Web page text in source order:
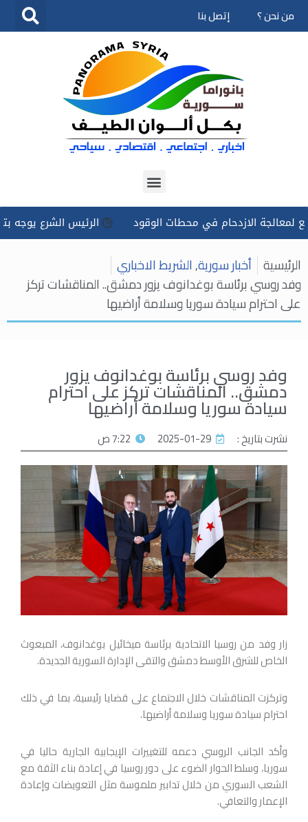
تخطى
من نحن ؟ إتصل بنا
الازدحام في محطات الوقود الرئيس الشرع يوجه بتسخير
الرئيسية أخبار سورية,الشريط الاخباري
وفد روسي برئاسة بوغدانوف يزور دمشق.. المناقشات تركز
على احترام سيادة سوريا وسلامة أراضيها
وفد روسي برئاسة بوغدانوف يزور
دمشق.. المناقشات تركز على احترام
سيادة سوريا وسلامة أراضيها
نشرت بتاريخ : 2025-01-29 7:22 ص
زار وفد من روسيا الاتحادية برئاسة ميخائيل بوغدانوف، المبعوث
الخاص للشرق الأوسط دمشق والتقى الإدارة السورية الجديدة.
وتركزت المناقشات خلال الاجتماع على قضايا رئيسية، بما في ذلك
احترام سيادة سوريا وسلامة أراضيها.
وأكد الجانب الروسي دعمه للتغييرات الإيجابية الجارية حاليا في
سوريا، وسلط الحوار الضوء على دور روسيا في إعادة بناء الثقة مع
الشعب السوري من خلال تدابير ملموسة مثل التعويضات وإعادة
الإعمار والتعافي.